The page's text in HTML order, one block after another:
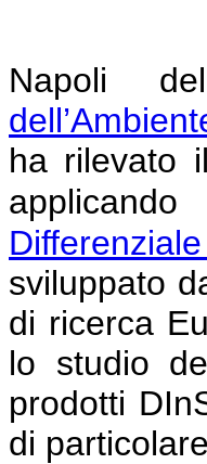
Napoli
ha rilevato
Differenziale
sviluppato
di ricerca
lo studio
prodotti
di